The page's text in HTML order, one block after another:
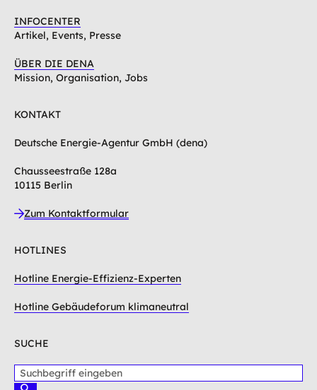
INFOCENTER
Artikel, Events, Presse
ÜBER DIE DENA
Mission, Organisation, Jobs
KONTAKT
Deutsche Energie-Agentur GmbH (dena)
Chausseestraße 128a
10115 Berlin
Zum Kontaktformular
HOTLINES
Hotline Energie-Effizienz-Experten
Hotline Gebäudeforum klimaneutral
SUCHE
u